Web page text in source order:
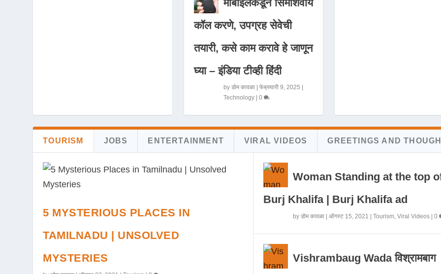
मोबाईलकडून सिमशिवाय
कॉल करणे, उपग्रह सेवेची
तयारी, कसे काम करावे हे जाणून
घ्या – इंडिया टीव्ही हिंदी
by डोम कावळा| फेब्रुवारी 9, 2025
Technology| 0
TOURISM JOBS ENTERTAINMENT VIRAL VIDEOS GREETINGS AND
5 MYSTERIOUS PLACES IN
TAMILNADU | UNSOLVED
MYSTERIES
Woman Standing at the top
Burj Khalifa | Burj Khalifa ad
by डोम कावळा| ऑगस्ट 15, 2021 Tourism, Viral Videos| 0
Vishrambaug Wada विश्रामबाग